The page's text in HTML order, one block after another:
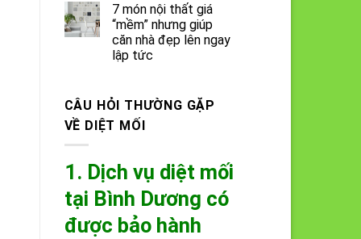
7 món nội thất giá
“mềm” nhưng giúp
căn nhà đẹp lên ngay
lập tức
CÂU HỎI THƯỜNG GẶP
VỀ DIỆT MỐI
1. Dịch vụ diệt mối
tại Bình Dương có
được bảo hành